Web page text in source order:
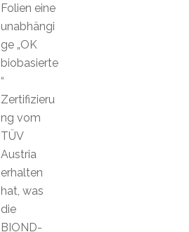
Folien eine
unabhängi
ge „OK
biobasierte
“
Zertifizieru
ng vom
TÜV
Austria
erhalten
hat, was
die
BIOND-